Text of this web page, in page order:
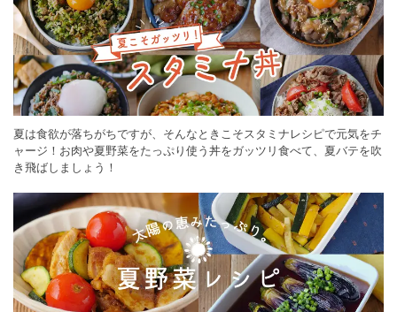
夏は食欲が落ちがちですが、そんなときこそスタミナレシピで元気をチ
ャージ！お肉や夏野菜をたっぷり使う丼をガッツリ食べて、夏バテを吹
き飛ばしましょう！